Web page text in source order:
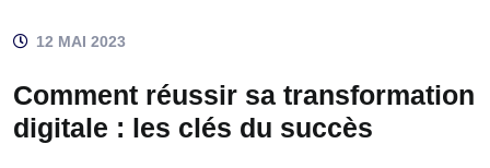
12 MAI 2023
Comment réussir sa transformation
digitale : les clés du succès